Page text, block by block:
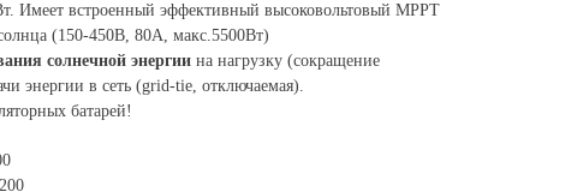
Имеет встроенный эффективный высоковольтовый MPPT
(150-450В, 80А, макс.5500Вт)
солнечной энергии на нагрузку (сокращение
энергии в сеть (grid-tie, отключаемая).
батарей!